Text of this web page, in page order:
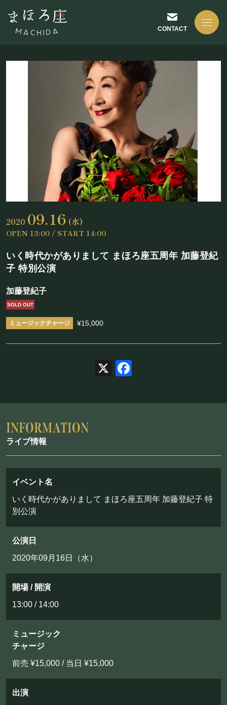
CONTACT
ABOUT US
座長挨拶
機材リスト
SCHEDULE
RESERVATION
FOOD&DRINK
フード&ドリンク
PRIVATE
貸切パーティー・ホールレンタル
BOOKING
ライブ出演について
キャンセルポリシー
2020 09.16 (水)
OPEN 13:00 / START 14:00
いく時代かがありまして まほろ座五周年 加藤登紀
子 特別公演
加藤登紀子
SOLD OUT
¥15,000
X
ライブ情報
イベント名
いく時代かがありまして まほろ座五周年 加藤登紀子 特
別公演
公演日
2020年09月16日（水）
開場 / 開演
13:00 / 14:00
ミュージック
チャージ
前売 ¥15,000 / 当日 ¥15,000
出演